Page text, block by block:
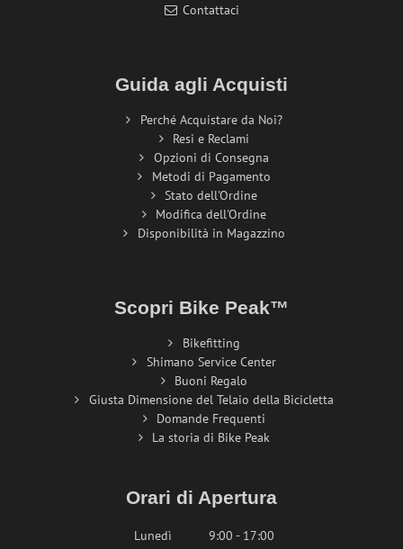
Contattaci
Guida agli Acquisti
Perché Acquistare da Noi?
Resi e Reclami
Opzioni di Consegna
Metodi di Pagamento
Stato dell'Ordine
Modifica dell'Ordine
Disponibilità in Magazzino
Scopri Bike Peak™
Bikefitting
Shimano Service Center
Buoni Regalo
Giusta Dimensione del Telaio della Bicicletta
Domande Frequenti
La storia di Bike Peak
Orari di Apertura
Lunedì
9:00 - 17:00